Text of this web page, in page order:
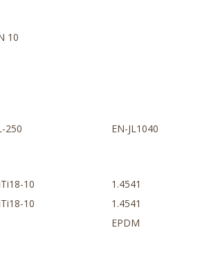
10
250
EN-JL1040
10
1.4541
10
1.4541
EPDM